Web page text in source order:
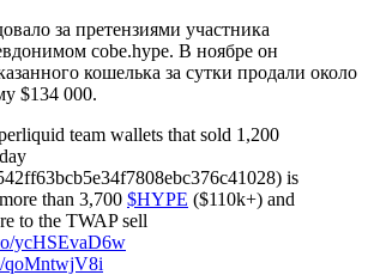
за претензиями участника
cobe.hype. В ноябре он
кошелька за сутки продали около
$134 000.
team wallets that sold 1,200
is
than 3,700 $HYPE ($110k+) and
to the TWAP sell
ycHSEvaD6w
qoMntwjV8i